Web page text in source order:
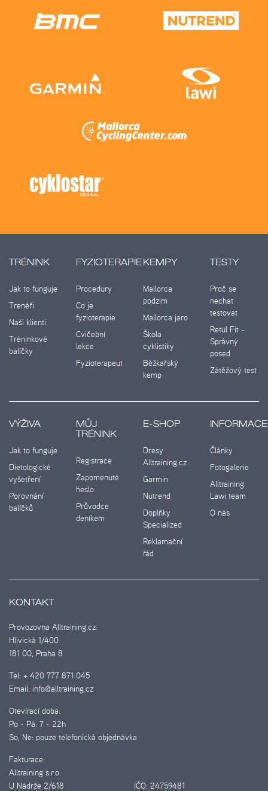
TRÉNINK
Jak to funguje
Trenéři
Naši klienti
Tréninkové
balíčky
FYZIOTERAPIE
Procedury
Co je
fyzioterapie
Cvičební
lekce
Fyzioterapeut
KEMPY
Mallorca
podzim
Mallorca jaro
Škola
cyklistiky
Běžkařský
kemp
TESTY
Proč se
nechat
testovat
Retül Fit -
Správný
posed
Zátěžový test
VÝŽIVA
Jak to funguje
Dietologické
vyšetření
Porovnání
balíčků
MŮJ
TRÉNINK
Registrace
Zapomenuté
heslo
Průvodce
deníkem
E-SHOP
Dresy
Alltraining.cz
Garmin
Nutrend
Doplňky
Specialized
Reklamační
řád
INFORMACE
Články
Fotogalerie
Alltraining
Lawi team
O nás
KONTAKT
Provozovna Alltraining.cz:
Hlivická 1/400
181 00, Praha 8
Tel: + 420 777 871 045
Email: info@alltraining.cz
Otevírací doba:
Po - Pá: 7 - 22h
So, Ne: pouze telefonická objednávka
Fakturace:
Alltraining s.r.o.
U Nádrže 2/618
IČO: 24759481